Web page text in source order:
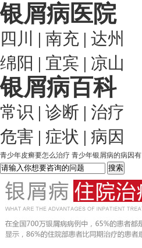
银屑病医院
四川 | 南充 | 达州
绵阳 | 宜宾 | 凉山
银屑病百科
常识 | 诊断 | 治疗
危害 | 症状 | 病因
青少年皮癣要怎么治疗 青少年银屑病的病因有